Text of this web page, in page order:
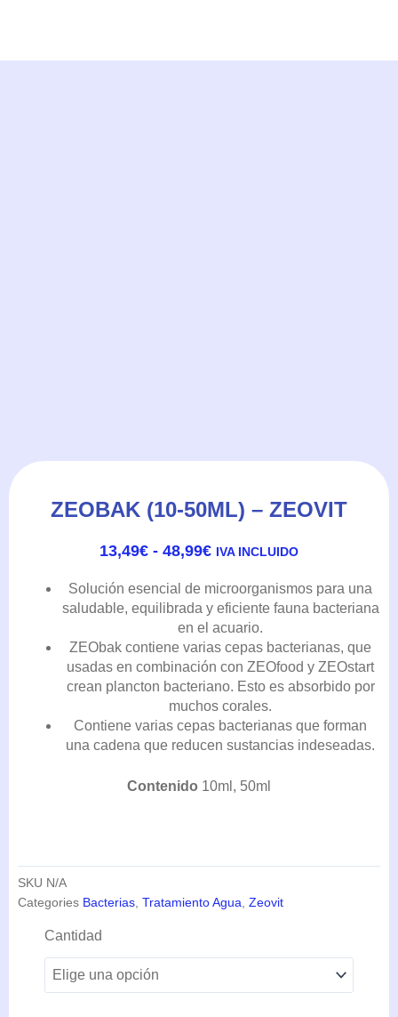
ZEOBAK (10-50ML) – ZEOVIT
13,49€ - 48,99€DE
DESDE
13,49€
HASTA
48,99€
IVA INCLUIDO
Solución esencial de microorganismos para una
saludable, equilibrada y eficiente fauna bacteriana
en el acuario.
ZEObak contiene varias cepas bacterianas, que
usadas en combinación con ZEOfood y ZEOstart
crean plancton bacteriano. Esto es absorbido por
muchos corales.
Contiene varias cepas bacterianas que forman
una cadena que reducen sustancias indeseadas.
Contenido 10ml, 50ml
SKU N/A
Categories Bacterias Tratamiento Agua Zeovit
Cantidad
ZEObak
50ml)
-